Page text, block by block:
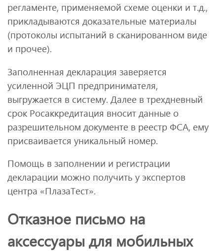
регламенте, применяемой схеме оценки и т.д.,
прикладываются доказательные материалы
(протоколы испытаний в сканированном виде
и прочее).
Заполненная декларация заверяется
усиленной ЭЦП предпринимателя,
выгружается в систему. Далее в трехдневный
срок Росаккредитация вносит данные о
разрешительном документе в реестр ФСА, ему
присваивается уникальный номер.
Помощь в заполнении и регистрации
декларации можно получить у экспертов
центра «ПлазаТест».
Отказное письмо на
аксессуары для мобильных